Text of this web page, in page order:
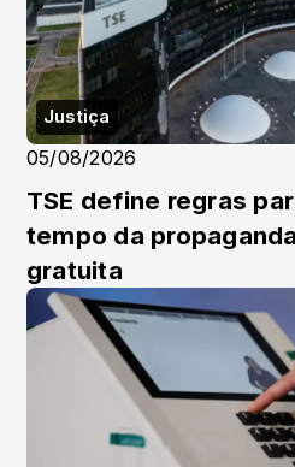
Justiça
05/08/2026
TSE define regras
tempo da
gratuita